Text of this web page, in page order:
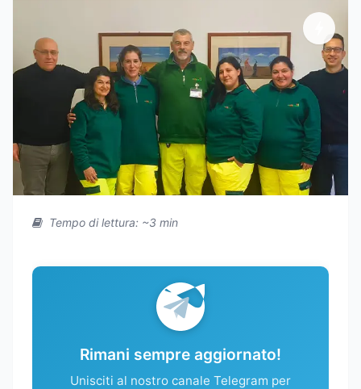
Tempo di lettura: ~3 min
Rimani sempre aggiornato!
Unisciti al nostro canale Telegram per